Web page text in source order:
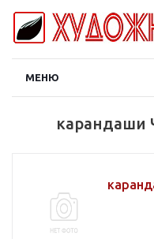
МЕНЮ
карандаши